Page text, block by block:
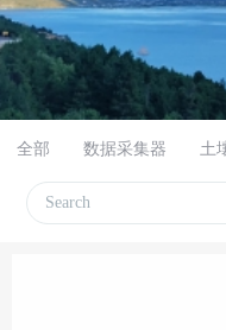
全部 数据采集器 土